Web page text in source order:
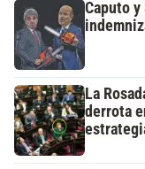
Caputo
La
derrota